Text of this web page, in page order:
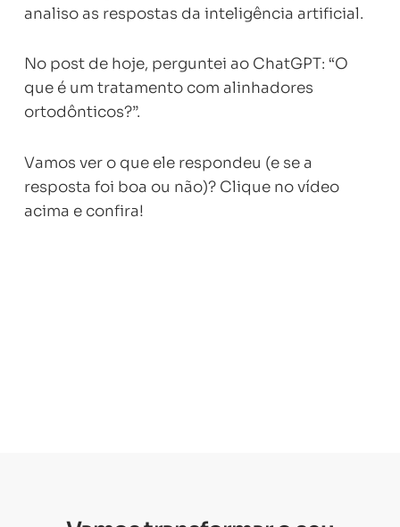
analiso as respostas da inteligência artificial.
No post de hoje, perguntei ao ChatGPT: “O
que é um tratamento com alinhadores
ortodônticos?”.
Vamos ver o que ele respondeu (e se a
resposta foi boa ou não)? Clique no vídeo
acima e confira!